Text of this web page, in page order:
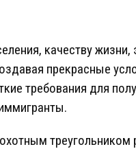
качеству
прекрасные
требования для